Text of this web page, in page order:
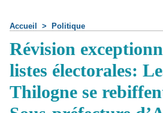
Accueil > Politique
Révision
listes électorales:
Thilogne se